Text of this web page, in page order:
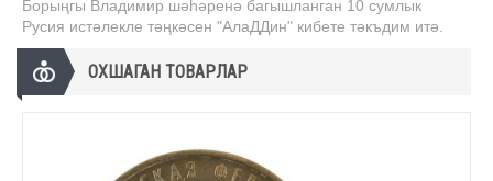
Борыңгы Владимир шәһәренә багышланган 10 сумлык
Русия истәлекле тәңкәсен "АлаДДин" кибете тәкъдим итә.
ОХШАГАН ТОВАРЛАР